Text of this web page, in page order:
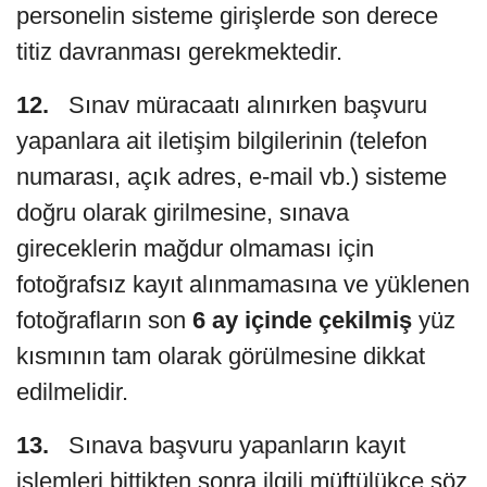
personelin sisteme girişlerde son derece
titiz davranması gerekmektedir.
12. Sınav müracaatı alınırken başvuru
yapanlara ait iletişim bilgilerinin (telefon
numarası, açık adres, e-mail vb.) sisteme
doğru olarak girilmesine, sınava
gireceklerin mağdur olmaması için
fotoğrafsız kayıt alınmamasına ve yüklenen
fotoğrafların son 6 ay içinde çekilmiş yüz
kısmının tam olarak görülmesine dikkat
edilmelidir.
13. Sınava başvuru yapanların kayıt
işlemleri bittikten sonra ilgili müftülükçe söz